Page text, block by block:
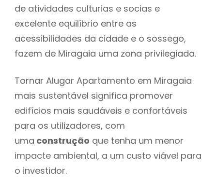
de atividades culturias e socias e
excelente equilíbrio entre as
acessibilidades da cidade e o sossego,
fazem de Miragaia uma zona privilegiada.
Tornar Alugar Apartamento em Miragaia
mais sustentável significa promover
edifícios mais saudáveis e confortáveis
para os utilizadores, com
uma construção que tenha um menor
impacte ambiental, a um custo viável para
o investidor.